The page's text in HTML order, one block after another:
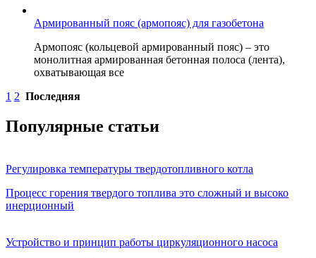
Армированный пояс (армопояс) для газобетона
Армопояс (кольцевой армированный пояс) – это
монолитная армированная бетонная полоса (лента),
охватывающая все
1 2 Последняя
Популярные статьи
Регулировка температуры твердотопливного котла
Процесс горения твердого топлива это сложный и высоко
инерционный
Устройство и принцип работы циркуляционного насоса